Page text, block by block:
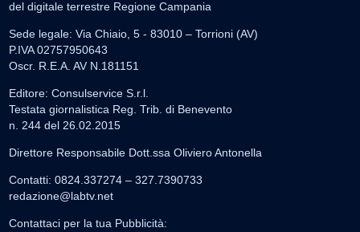
del digitale terrestre Regione Campania
Sede legale: Via Chiaio, 5 - 83010 – Torrioni (AV)
P.IVA 02757950643
Oscr. R.E.A. AV N.181151
Editore: Consulservice S.r.l.
Testata giornalistica Reg. Trib. di Benevento
n. 244 del 26.02.2015
Direttore Responsabile Dott.ssa Oliviero Antonella
Contatti: 0824.337274 – 327.7390733
redazione@labtv.net
Contattaci per la tua Pubblicità: